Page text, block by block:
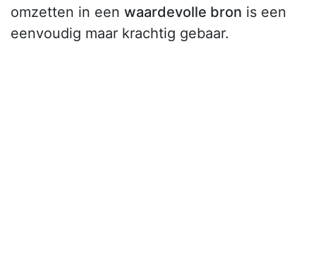
omzetten in een waardevolle bron is een
eenvoudig maar krachtig gebaar.